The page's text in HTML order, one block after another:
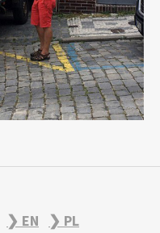
❯ EN ❯ PL